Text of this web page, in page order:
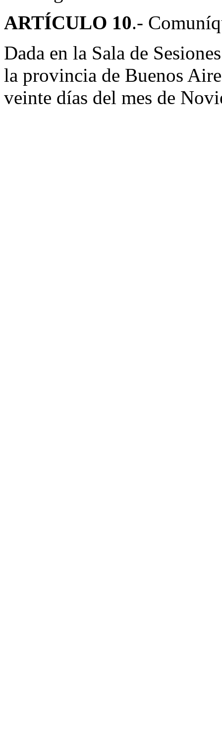
ARTÍCULO 10.-
Dada en la Sala de
la provincia de Buenos
veinte días del mes de